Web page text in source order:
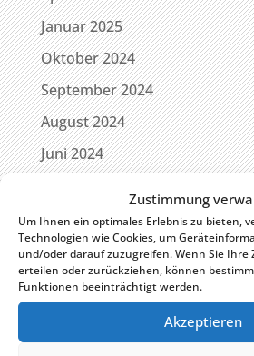
Zustimmung
Um Ihnen ein optimales Erlebnis zu bieten,
Technologien wie Cookies, um
und/oder darauf zuzugreifen. Wenn Sie
erteilen oder zurückziehen, können
Funktionen beeinträchtigt werden.
Akzeptieren
Januar 2025
Oktober 2024
September 2024
August 2024
Juni 2024
Januar 2024
Oktober 2023
Mai 2023
Dezember 2022